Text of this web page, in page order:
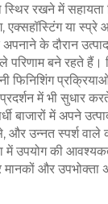
स्थिर रखने में
एक्सहॉस्टिंग या
के दौरान
बने रहते हैं।
फिनिशिंग
में भी सुधार
बाजारों में अपने
उन्नत स्पर्श वाले
में उपयोग की
और उपभोक्ता